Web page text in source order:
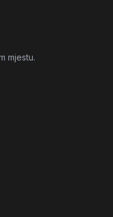
mjestu.